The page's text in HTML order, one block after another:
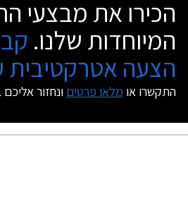
הכירו את מבצעי
המיוחדות שלנו.
הצעה אטרקטיבית
התקשרו או מלאו פרטים ונחזור